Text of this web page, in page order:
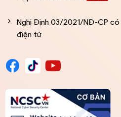
Nghị Định 03/2021/NĐ-CP có
điện tử